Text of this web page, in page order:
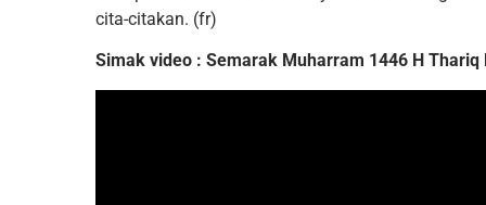
cita-citakan. (fr)
Simak video : Semarak Muharram 1446 H Thariq